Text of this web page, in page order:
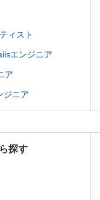
ィスト
エンジニア
ア
ジニア
探す